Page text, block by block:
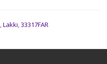
,Lakki,33317FAR